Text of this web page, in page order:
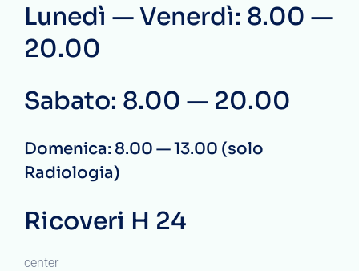
Lunedì — Venerdì: 8.00 —
20.00
Sabato: 8.00 — 20.00
Domenica: 8.00 — 13.00 (solo
Radiologia)
Ricoveri H 24
center